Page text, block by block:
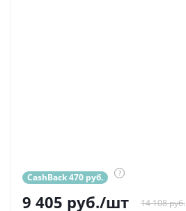
CashBack 470 руб. ?
9 405 руб./шт 14 108 руб.